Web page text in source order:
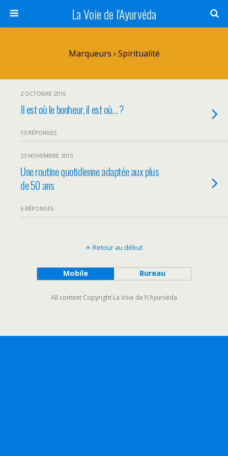
La Voie de l'Ayurvéda
Marqueurs › Spiritualité
2 OCTOBRE 2016
Il est où le bonheur, il est où… ?
13 RÉPONSES
23 NOVEMBRE 2015
Une routine quotidienne adaptée aux plus
de 50 ans
6 RÉPONSES
Retour au début
Mobile Bureau
All content Copyright La Voie de l\'Ayurvéda